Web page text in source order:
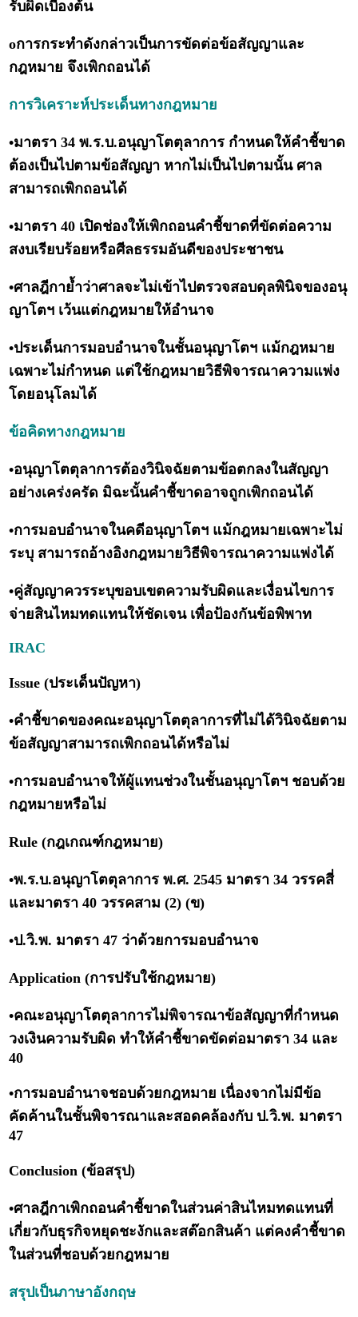
รับผิดเบื้องต้น
oการกระทำดังกล่าวเป็นการขัดต่อข้อสัญญาและ
กฎหมาย จึงเพิกถอนได้
การวิเคราะห์ประเด็นทางกฎหมาย
•มาตรา 34 พ.ร.บ.อนุญาโตตุลาการ กำหนดให้คำชี้ขาด
ต้องเป็นไปตามข้อสัญญา หากไม่เป็นไปตามนั้น ศาล
สามารถเพิกถอนได้
•มาตรา 40 เปิดช่องให้เพิกถอนคำชี้ขาดที่ขัดต่อความ
สงบเรียบร้อยหรือศีลธรรมอันดีของประชาชน
•ศาลฎีกาย้ำว่าศาลจะไม่เข้าไปตรวจสอบดุลพินิจของอนุ
ญาโตฯ เว้นแต่กฎหมายให้อำนาจ
•ประเด็นการมอบอำนาจในชั้นอนุญาโตฯ แม้กฎหมาย
เฉพาะไม่กำหนด แต่ใช้กฎหมายวิธีพิจารณาความแพ่ง
โดยอนุโลมได้
ข้อคิดทางกฎหมาย
•อนุญาโตตุลาการต้องวินิจฉัยตามข้อตกลงในสัญญา
อย่างเคร่งครัด มิฉะนั้นคำชี้ขาดอาจถูกเพิกถอนได้
•การมอบอำนาจในคดีอนุญาโตฯ แม้กฎหมายเฉพาะไม่
ระบุ สามารถอ้างอิงกฎหมายวิธีพิจารณาความแพ่งได้
•คู่สัญญาควรระบุขอบเขตความรับผิดและเงื่อนไขการ
จ่ายสินไหมทดแทนให้ชัดเจน เพื่อป้องกันข้อพิพาท
IRAC
Issue (ประเด็นปัญหา)
•คำชี้ขาดของคณะอนุญาโตตุลาการที่ไม่ได้วินิจฉัยตาม
ข้อสัญญาสามารถเพิกถอนได้หรือไม่
•การมอบอำนาจให้ผู้แทนช่วงในชั้นอนุญาโตฯ ชอบด้วย
กฎหมายหรือไม่
Rule (กฎเกณฑ์กฎหมาย)
•พ.ร.บ.อนุญาโตตุลาการ พ.ศ. 2545 มาตรา 34 วรรคสี่
และมาตรา 40 วรรคสาม (2) (ข)
•ป.วิ.พ. มาตรา 47 ว่าด้วยการมอบอำนาจ
Application (การปรับใช้กฎหมาย)
•คณะอนุญาโตตุลาการไม่พิจารณาข้อสัญญาที่กำหนด
วงเงินความรับผิด ทำให้คำชี้ขาดขัดต่อมาตรา 34 และ
40
•การมอบอำนาจชอบด้วยกฎหมาย เนื่องจากไม่มีข้อ
คัดค้านในชั้นพิจารณาและสอดคล้องกับ ป.วิ.พ. มาตรา
47
Conclusion (ข้อสรุป)
•ศาลฎีกาเพิกถอนคำชี้ขาดในส่วนค่าสินไหมทดแทนที่
เกี่ยวกับธุรกิจหยุดชะงักและสต๊อกสินค้า แต่คงคำชี้ขาด
ในส่วนที่ชอบด้วยกฎหมาย
สรุปเป็นภาษาอังกฤษ